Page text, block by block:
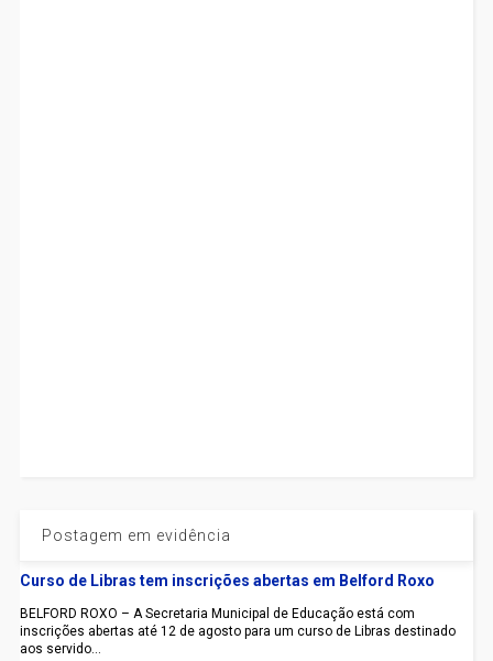
Postagem em evidência
Curso de Libras tem inscrições abertas em Belford Roxo
BELFORD ROXO – A Secretaria Municipal de Educação está com
inscrições abertas até 12 de agosto para um curso de Libras destinado
aos servido...